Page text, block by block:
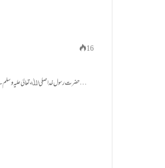
16
حضرت رسول خدا صلی اﷲ تعالیٰ علیہ وسلم نے اپنے مرض وفات میں حضرت فاطمہ رضی اﷲ تعالیٰ عنہا…